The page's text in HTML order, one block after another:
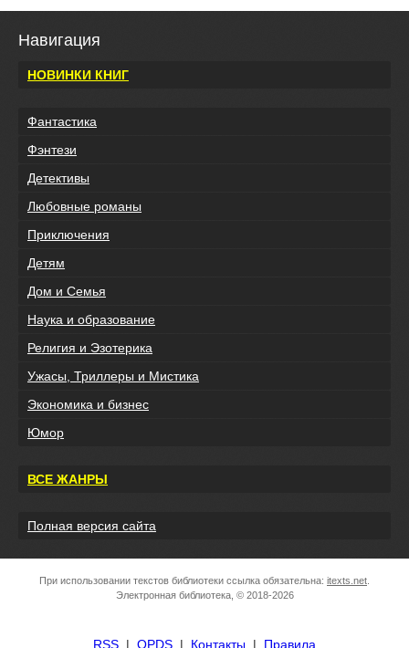
Навигация
НОВИНКИ КНИГ
Фантастика
Фэнтези
Детективы
Любовные романы
Приключения
Детям
Дом и Семья
Наука и образование
Религия и Эзотерика
Ужасы, Триллеры и Мистика
Экономика и бизнес
Юмор
ВСЕ ЖАНРЫ
Полная версия сайта
При использовании текстов библиотеки ссылка обязательна: itexts.net
Электронная библиотека, © 2018-2026
RSS | OPDS | Контакты | Правила